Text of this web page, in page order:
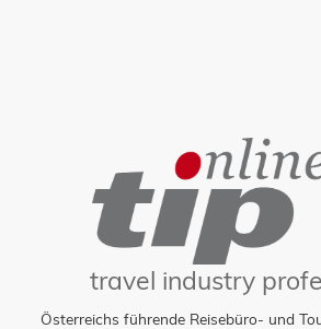
travel industry
Österreichs führende Reisebüro- und